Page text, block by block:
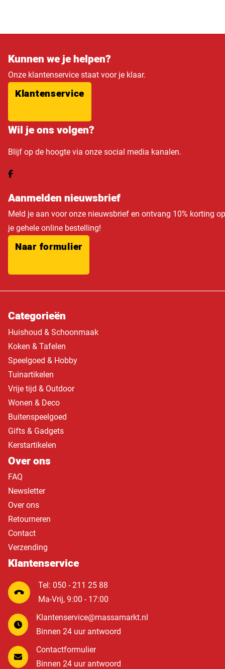
Kunnen we je helpen?
Onze klantenservice staat voor je klaar.
Klantenservice
Wil je ons volgen?
Blijf op de hoogte via onze social media kanalen.
Aanmelden nieuwsbrief
Meld je aan voor onze nieuwsbrief en ontvang 10% korting op
je gehele online bestelling!
Naar formulier
Categorieën
Huishoud & Schoonmaak
Koken & Tafelen
Speelgoed & Hobby
Tuinartikelen
Vrije tijd & Outdoor
Wonen & Deco
Buitenspeelgoed
Gifts & Gadgets
Kerstartikelen
Over ons
FAQ
Newsletter
Over ons
Retourneren
Contact
Verzending
Klantenservice
Tel: 050 - 211 25 88
Ma-Vrij, 9:00 - 17:00
Klantenservice@massamarkt.nl
Binnen 24 uur antwoord
Contactformulier
Binnen 24 uur antwoord